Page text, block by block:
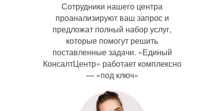
Сотрудники нашего центра
проанализируют ваш запрос и
предложат полный набор услуг,
которые помогут решить
поставленные задачи. «Единый
КонсалтЦентр» работает комплексно
— «под ключ»